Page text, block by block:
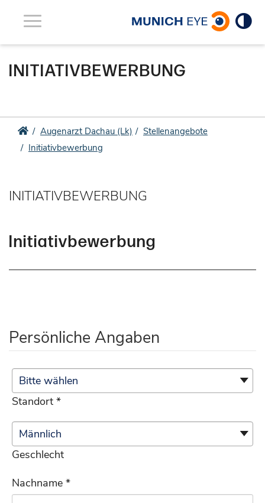
Toggle
INITIATIVBEWERBUNG
Lk
Augenarzt Dachau (Lk)
Stellenangebote
Initiativbewerbung
INITIATIVBEWERBUNG
Initiativbewerbung
Persönliche Angaben
Standort *
Geschlecht
Nachname *